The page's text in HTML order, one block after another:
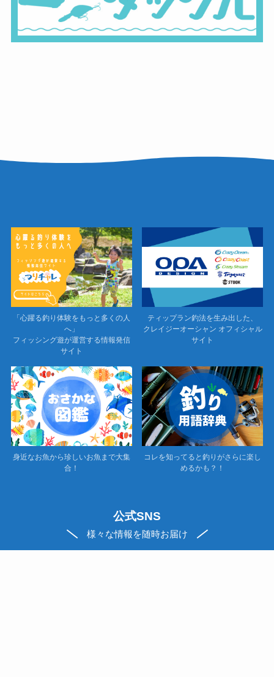
「心躍る釣り体験をもっと多くの人
へ」
フィッシング遊が運営する情報発信
サイト
ティップラン釣法を生み出した、
クレイジーオーシャン オフィシャル
サイト
身近なお魚から珍しいお魚まで大集
合！
コレを知ってると釣りがさらに楽し
めるかも？！
公式SNS
様々な情報を随時お届け